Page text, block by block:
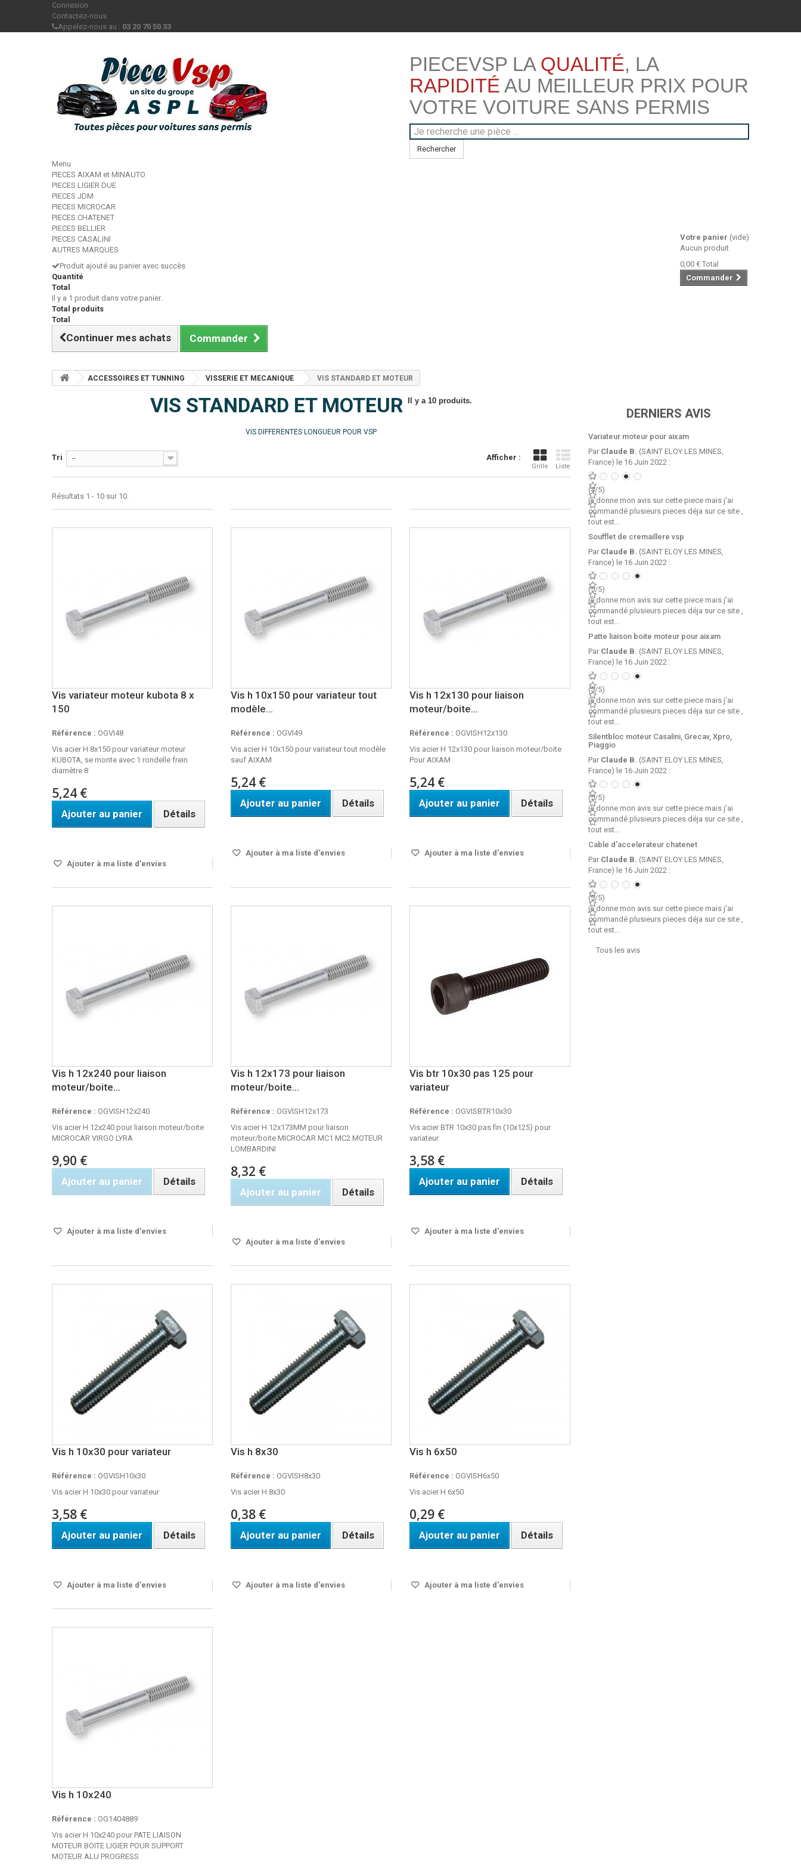
Connexion
Contactez-nous
Appelez-nous au : 03 20 70 50 33
PIECEVSP LA QUALITÉ, LA
RAPIDITÉ AU MEILLEUR PRIX POUR
VOTRE VOITURE SANS PERMIS
Rechercher
Menu
PIECES AIXAM et MINAUTO
PIECES LIGIER DUE
PIECES JDM
PIECES MICROCAR
PIECES CHATENET
PIECES BELLIER
PIECES CASALINI
AUTRES MARQUES
Votre panier (vide)
Aucun produit
0,00 € Total
Commander
Produit ajouté au panier avec succès
Quantité
Total
Il y a 1 produit dans votre panier.
Total produits
Total
Continuer mes achats Commander
ACCESSOIRES ET TUNNING VISSERIE ET MECANIQUE VIS STANDARD ET MOTEUR
VIS STANDARD ET MOTEUR Il y a 10 produits.
VIS DIFFERENTES LONGUEUR POUR VSP
Afficher :
Grille Liste
Tri --
Résultats 1 - 10 sur 10.
Vis variateur moteur kubota 8 x
150
Référence : OGVI48
Vis acier H 8x150 pour variateur moteur
KUBOTA, se monte avec 1 rondelle frein
diamètre 8
5,24 €
Ajouter au panier Détails
Ajouter à ma liste d'envies
Vis h 10x150 pour variateur tout
modèle...
Référence : OGVI49
Vis acier H 10x150 pour variateur tout modèle
sauf AIXAM
5,24 €
Ajouter au panier Détails
Ajouter à ma liste d'envies
Vis h 12x130 pour liaison
moteur/boite...
Référence : OGVISH12x130
Vis acier H 12x130 pour liaison moteur/boite
Pour AIXAM
5,24 €
Ajouter au panier Détails
Ajouter à ma liste d'envies
Vis h 12x240 pour liaison
moteur/boite...
Référence : OGVISH12x240
Vis acier H 12x240 pour liaison moteur/boite
MICROCAR VIRGO LYRA
9,90 €
Ajouter au panier Détails
Ajouter à ma liste d'envies
Vis h 12x173 pour liaison
moteur/boite...
Référence : OGVISH12x173
Vis acier H 12x173MM pour liaison
moteur/boite MICROCAR MC1 MC2 MOTEUR
LOMBARDINI
8,32 €
Ajouter au panier Détails
Ajouter à ma liste d'envies
Vis btr 10x30 pas 125 pour
variateur
Référence : OGVISBTR10x30
Vis acier BTR 10x30 pas fin (10x125) pour
variateur
3,58 €
Ajouter au panier Détails
Ajouter à ma liste d'envies
Vis h 10x30 pour variateur
Référence : OGVISH10x30
Vis acier H 10x30 pour variateur
3,58 €
Ajouter au panier Détails
Ajouter à ma liste d'envies
Vis h 8x30
Référence : OGVISH8x30
Vis acier H 8x30
0,38 €
Ajouter au panier Détails
Ajouter à ma liste d'envies
Vis h 6x50
Référence : OGVISH6x50
Vis acier H 6x50
0,29 €
Ajouter au panier Détails
Ajouter à ma liste d'envies
Vis h 10x240
Référence : OG1404889
Vis acier H 10x240 pour PATE LIAISON
MOTEUR BOITE LIGIER POUR SUPPORT
MOTEUR ALU PROGRESS
DERNIERS AVIS
Variateur moteur pour aixam
Par Claude B. (SAINT ELOY LES MINES,
France) le 16 Juin 2022 :
(4/5)
je donne mon avis sur cette piece mais j'ai
commandé plusieurs pieces déja sur ce site ,
tout est...
Soufflet de cremaillere vsp
Par Claude B. (SAINT ELOY LES MINES,
France) le 16 Juin 2022 :
(5/5)
je donne mon avis sur cette piece mais j'ai
commandé plusieurs pieces déja sur ce site ,
tout est...
Patte liaison boite moteur pour aixam
Par Claude B. (SAINT ELOY LES MINES,
France) le 16 Juin 2022 :
(5/5)
je donne mon avis sur cette piece mais j'ai
commandé plusieurs pieces déja sur ce site ,
tout est...
Silentbloc moteur Casalini, Grecav, Xpro,
Piaggio
Par Claude B. (SAINT ELOY LES MINES,
France) le 16 Juin 2022 :
(5/5)
je donne mon avis sur cette piece mais j'ai
commandé plusieurs pieces déja sur ce site ,
tout est...
Cable d'accelerateur chatenet
Par Claude B. (SAINT ELOY LES MINES,
France) le 16 Juin 2022 :
(5/5)
je donne mon avis sur cette piece mais j'ai
commandé plusieurs pieces déja sur ce site ,
tout est...
Tous les avis